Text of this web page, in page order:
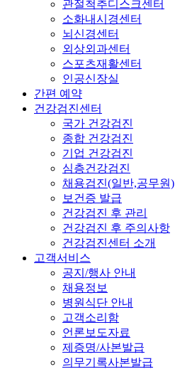
관절척추디스크센터
소화내시경센터
뇌신경센터
외상외과센터
스포츠재활센터
인공신장실
간편 예약
건강검진센터
국가 건강검진
종합 건강검진
기업 건강검진
심층건강검진
채용검진(일반,공무원)
보건증 발급
건강검진 후 관리
건강검진 후 주의사항
건강검진센터 소개
고객서비스
공지/행사 안내
채용정보
병원식단 안내
고객소리함
언론보도자료
제증명/사본발급
의무기록사본발급